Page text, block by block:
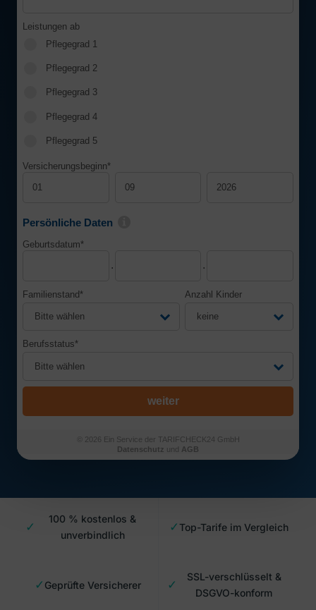
✓
100 % kostenlos &
unverbindlich
✓Top-Tarife im Vergleich
✓ Geprüfte Versicherer ✓
SSL-verschlüsselt &
DSGVO-konform